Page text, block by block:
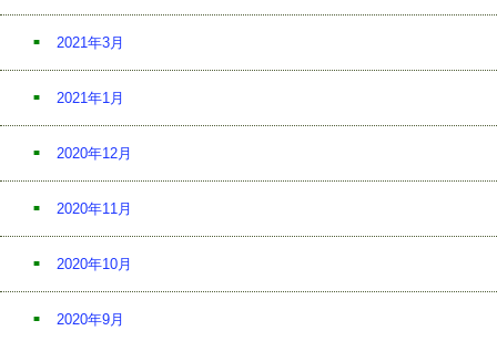
2021年3月
2021年1月
2020年12月
2020年11月
2020年10月
2020年9月